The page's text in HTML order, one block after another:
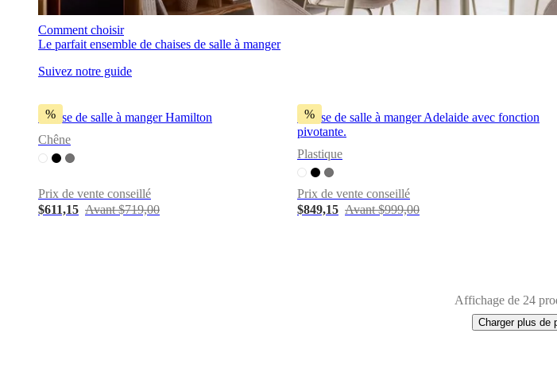
Comment choisir
Le parfait ensemble de chaises de salle à manger
Suivez notre guide
%
Chaise de salle à manger Hamilton
Chêne
Prix de vente conseillé
$611,15 Avant $719,00
%
Chaise de salle à manger Adelaide avec fonction
pivotante.
Plastique
Prix de vente conseillé
$849,15 Avant $999,00
Affichage de 24
Charger plus de